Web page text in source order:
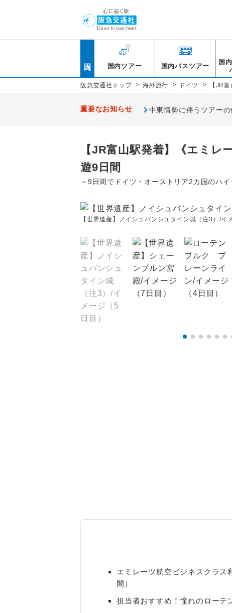
国内ツアー 国内バスツアー
国
阪急交通社トップ > 海外旅行 > ドイツ > 【JR
重要なお知らせ 中東情勢に伴うツアーの
【JR富山駅発着】《エミ
遊9日間
～9日間でドイツ・オーストリア2カ国のハイ
【世界遺産】ノイシュバンシュタイン城（注3）/イ
エミレーツ航空ビジネスクラ
間）
担当者おすすめ！憧れのローテ